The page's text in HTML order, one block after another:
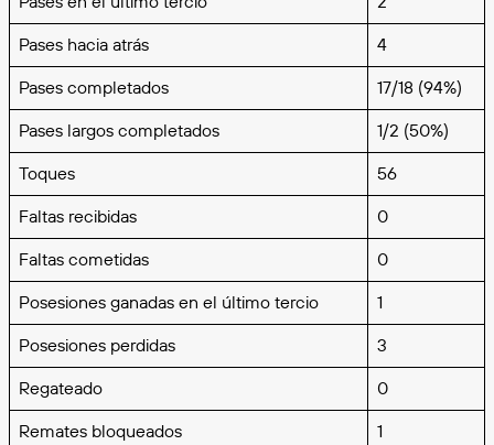
Pases hacia atrás 4
Pases completados 17/18 (94%)
Pases largos completados 1/2 (50%)
Toques 56
Faltas recibidas 0
Faltas cometidas 0
Posesiones ganadas en el último tercio 1
Posesiones perdidas 3
Regateado 0
Remates bloqueados 1